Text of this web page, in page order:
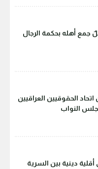
أهله بحكمة الرجال
الحقوقيين العراقيين
النواب
دينية بين السرية